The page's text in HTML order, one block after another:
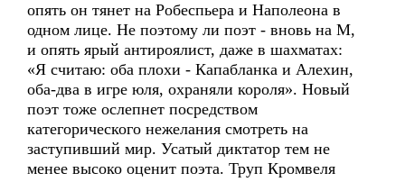
опять он тянет на Робеспьера и Наполеона в
одном лице. Не поэтому ли поэт - вновь на М,
и опять ярый антироялист, даже в шахматах:
«Я считаю: оба плохи - Капабланка и Алехин,
оба-два в игре юля, охраняли короля». Новый
поэт тоже ослепнет посредством
категорического нежелания смотреть на
заступивший мир. Усатый диктатор тем не
менее высоко оценит поэта. Труп Кромвеля